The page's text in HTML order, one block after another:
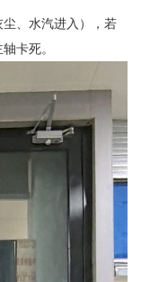
、水汽进入），若
卡死。